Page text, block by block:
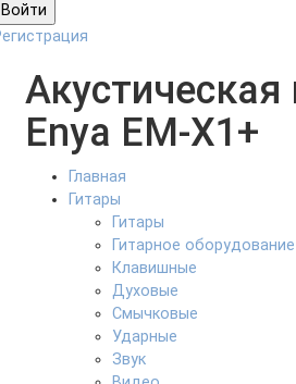
Войти
Акустическая
Enya EM-X1+
Главная
Гитары
Гитары
Гитарное оборудование
Клавишные
Духовые
Смычковые
Ударные
Звук